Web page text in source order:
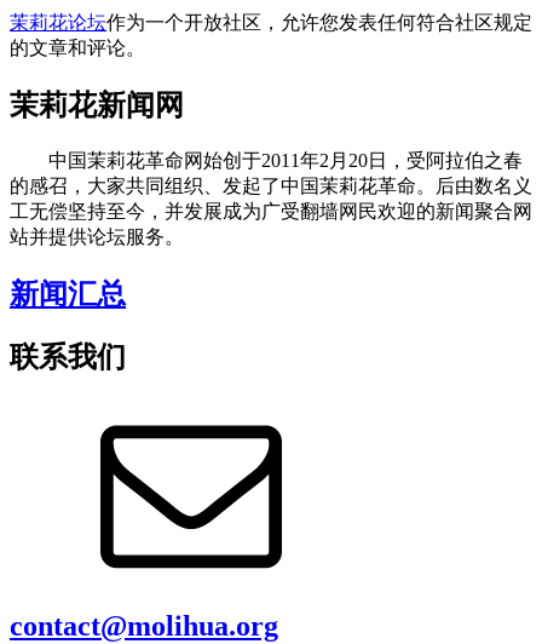
茉莉花论坛作为一个开放社区，允许您发表任何符合社区规定
的文章和评论。
茉莉花新闻网
中国茉莉花革命网始创于2011年2月20日，受阿拉伯之春
的感召，大家共同组织、发起了中国茉莉花革命。后由数名义
工无偿坚持至今，并发展成为广受翻墙网民欢迎的新闻聚合网
站并提供论坛服务。
新闻汇总
联系我们
contact@molihua.org